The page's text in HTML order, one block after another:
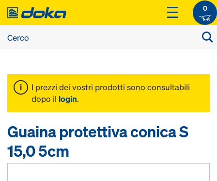
0
I prezzi dei vostri prodotti sono consultabili
dopo il login.
Guaina protettiva conica S
15,0 5cm